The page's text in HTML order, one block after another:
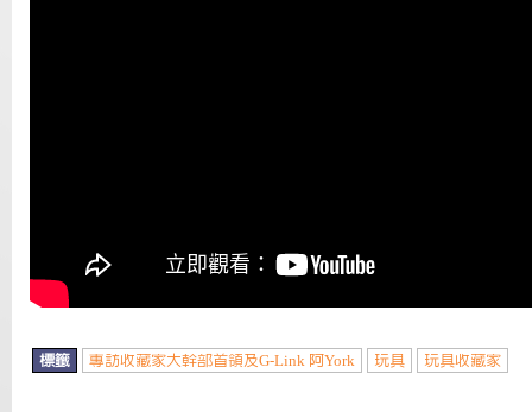
標籤 專訪收藏家大幹部首領及G-Link 阿York 玩具 玩具收藏家